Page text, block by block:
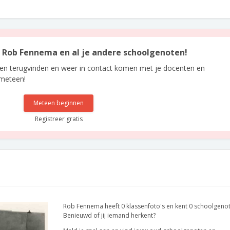
Fennema en al je andere schoolgenoten!
terugvinden en weer in contact komen met je docenten en
Meteen beginnen
Registreer gratis
Rob Fennema heeft 0 klassenfoto's en kent 0
Benieuwd of jij iemand herkent?